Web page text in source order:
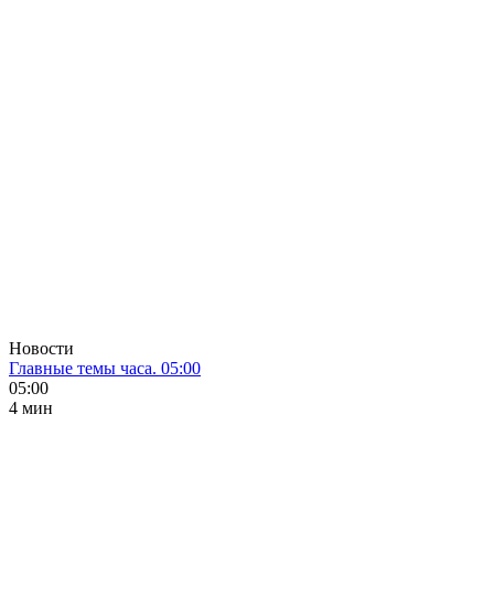
Новости
Главные темы часа. 05:00
05:00
4 мин